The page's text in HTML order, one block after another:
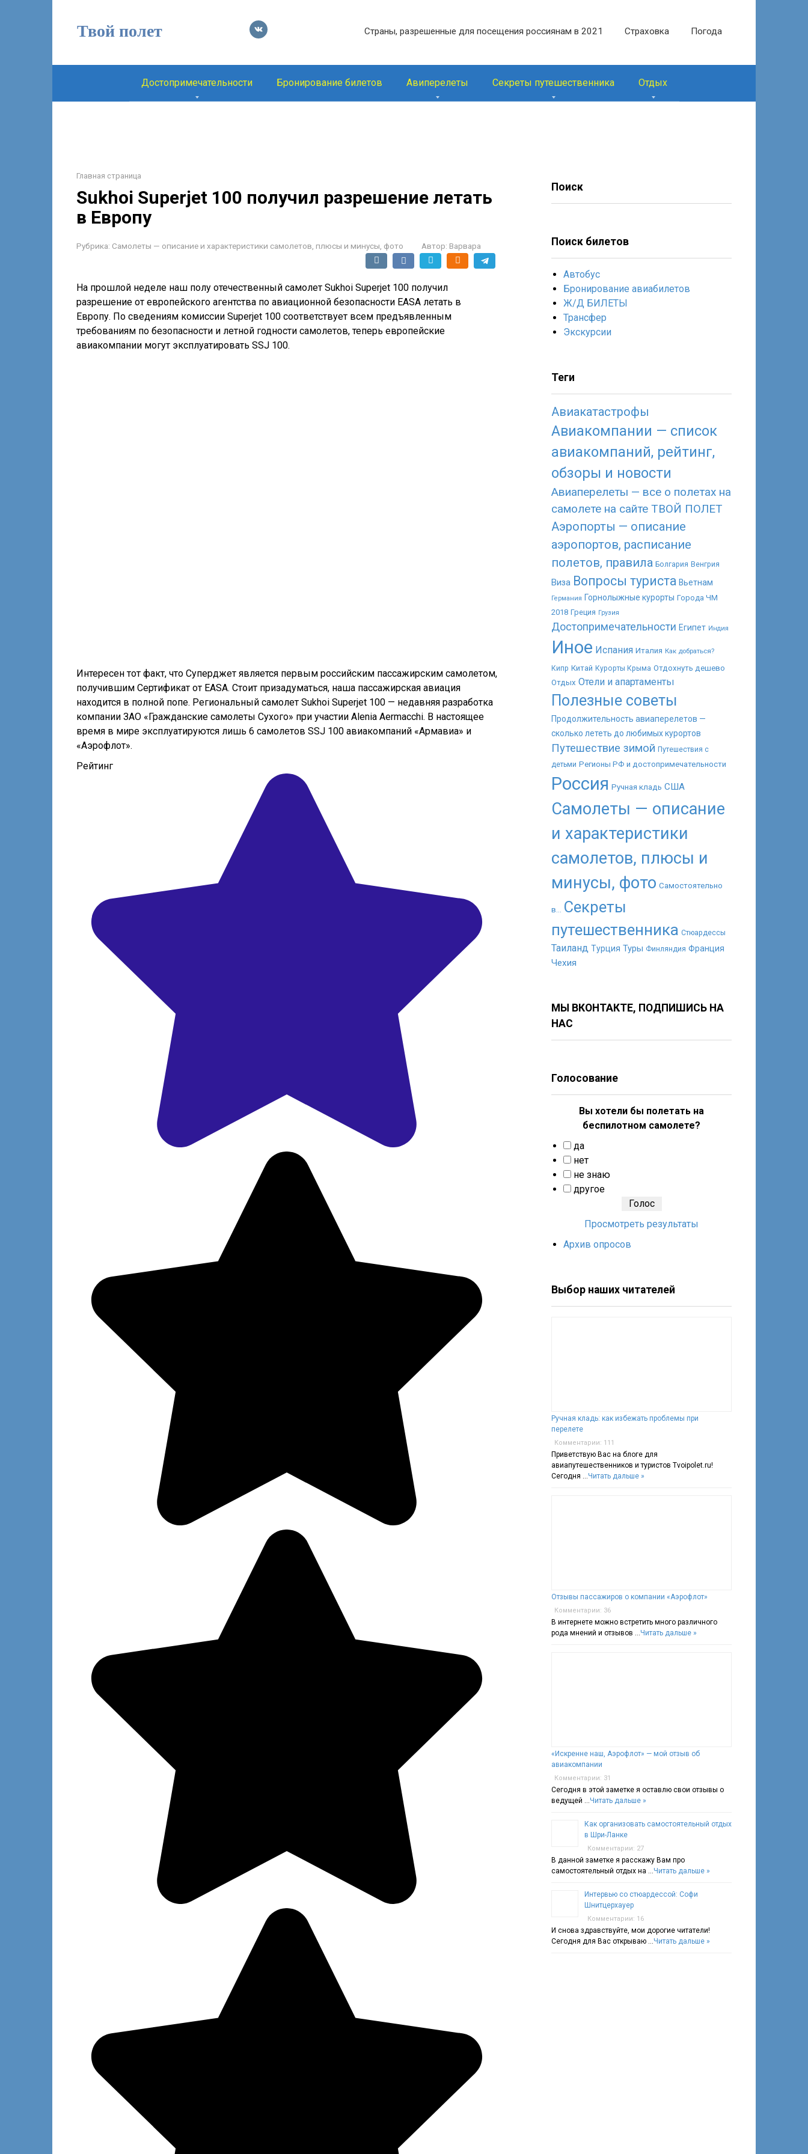
Твой полет Страны, разрешенные для посещения россиянам в 2021 Страховка Погода
Достопримечательности Бронирование билетов Авиперелеты Секреты путешественника Отдых
Главная страница
Sukhoi Superjet 100 получил разрешение летать
в Европу
Рубрика: Самолеты — описание и характеристики самолетов, плюсы и минусы, фото Автор: Варвара
На прошлой неделе наш полу отечественный самолет Sukhoi Superjet 100 получил
разрешение от европейского агентства по авиационной безопасности EASA летать в
Европу. По сведениям комиссии Superjet 100 соответствует всем предъявленным
требованиям по безопасности и летной годности самолетов, теперь европейские
авиакомпании могут эксплуатировать SSJ 100.
Интересен тот факт, что Суперджет является первым российским пассажирским самолетом,
получившим Сертификат от EASA. Стоит призадуматься, наша пассажирская авиация
находится в полной попе. Региональный самолет Sukhoi Superjet 100 — недавняя разработка
компании ЗАО «Гражданские самолеты Сухого» при участии Alenia Aermacchi. В настоящее
время в мире эксплуатируются лишь 6 самолетов SSJ 100 авиакомпаний «Армавиа» и
«Аэрофлот».
Рейтинг
Поиск
Поиск билетов
Автобус
Бронирование авиабилетов
Ж/Д БИЛЕТЫ
Трансфер
Экскурсии
Теги
Авиакатастрофы
Авиакомпании — список
авиакомпаний, рейтинг,
обзоры и новости
Авиаперелеты — все о полетах на
самолете на сайте ТВОЙ ПОЛЕТ
Аэропорты — описание
аэропортов, расписание
полетов, правила Болгария Венгрия
Виза Вопросы туриста Вьетнам
Германия Горнолыжные курорты Города ЧМ
2018 Греция Грузия
Достопримечательности Египет Индия
Иное Испания Италия Как добраться?
Кипр Китай Курорты Крыма Отдохнуть дешево
Отдых Отели и апартаменты
Полезные советы
Продолжительность авиаперелетов —
сколько лететь до любимых курортов
Путешествие зимой Путешествия с
детьми Регионы РФ и достопримечательности
Россия Ручная кладь США
Самолеты — описание
и характеристики
самолетов, плюсы и
минусы, фото Самостоятельно
в... Секреты
путешественника Стюардессы
Таиланд Турция Туры Финляндия Франция
Чехия
МЫ ВКОНТАКТЕ, ПОДПИШИСЬ НА
НАС
Голосование
Вы хотели бы полетать на
беспилотном самолете?
да
нет
не знаю
другое
Просмотреть результаты
Архив опросов
Выбор наших читателей
Ручная кладь: как избежать проблемы при
перелете
Комментарии: 111
Приветствую Вас на блоге для
авиапутешественников и туристов Tvoipolet.ru!
Сегодня …Читать дальше »
Отзывы пассажиров о компании «Аэрофлот»
Комментарии: 36
В интернете можно встретить много различного
рода мнений и отзывов …Читать дальше »
«Искренне наш, Аэрофлот» — мой отзыв об
авиакомпании
Комментарии: 31
Сегодня в этой заметке я оставлю свои отзывы о
ведущей …Читать дальше »
Как организовать самостоятельный отдых
в Шри-Ланке
Комментарии: 27
В данной заметке я расскажу Вам про
самостоятельный отдых на …Читать дальше »
Интервью со стюардессой: Софи
Шнитцерхауер
Комментарии: 16
И снова здравствуйте, мои дорогие читатели!
Сегодня для Вас открываю …Читать дальше »